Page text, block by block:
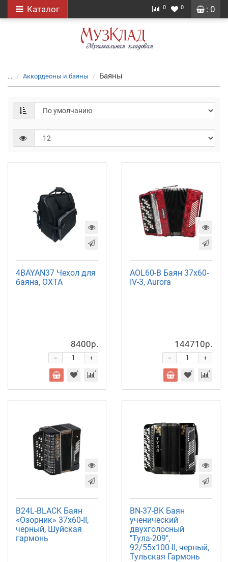
: 0
Каталог 0 0
... Аккордеоны и баяны Баяны
4BAYAN37 Чехол для
баяна, ОХТА
8400р.
+
-
AOL60-B Баян 37х60-
IV-3, Aurora
144710р.
+
-
B24L-BLACK Баян
«Озорник» 37х60-II,
черный, Шуйская
гармонь
BN-37-BK Баян
ученический
двухголосный
"Тула-209",
92/55х100-II, черный,
Тульская Гармонь